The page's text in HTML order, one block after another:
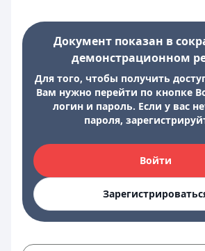
Документ показан в
демонстрационном
Для того, чтобы получить
Вам нужно перейти по кнопке
логин и пароль. Если у вас
пароля,
Войти